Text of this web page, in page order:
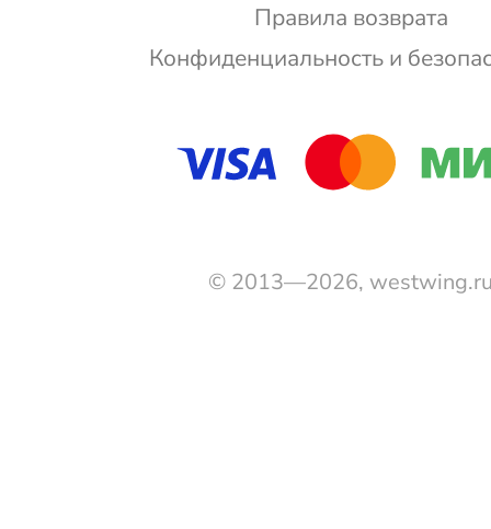
Правила возврата
Конфиденциальность и
© 2013—2026,